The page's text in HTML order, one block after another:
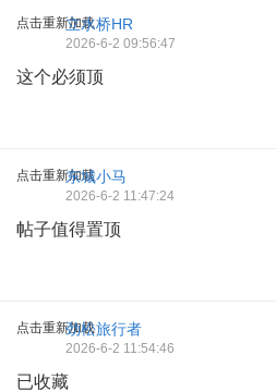
点击重新加载立水桥HR
2026-6-2 09:56:47
这个必须顶
点击重新加载东城小马
2026-6-2 11:47:24
帖子值得置顶
点击重新加载劲松旅行者
2026-6-2 11:54:46
已收藏